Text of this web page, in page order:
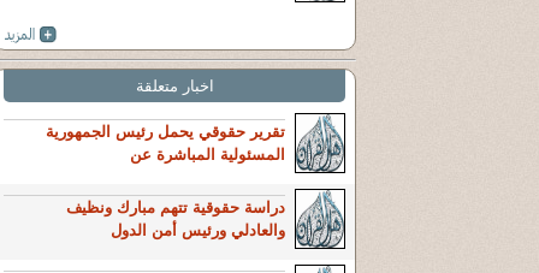
اخبار متعلقة
تقرير حقوقي يحمل رئيس الجمهورية
المسئولية المباشرة عن
دراسة حقوقية تتهم مبارك ونظيف
والعادلي ورئيس أمن الدول